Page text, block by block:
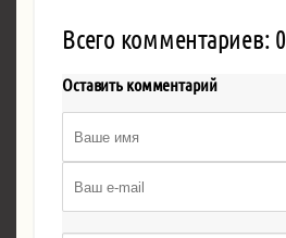
Всего комментариев: 0
Оставить комментарий